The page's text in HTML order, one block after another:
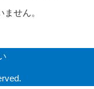
せん。